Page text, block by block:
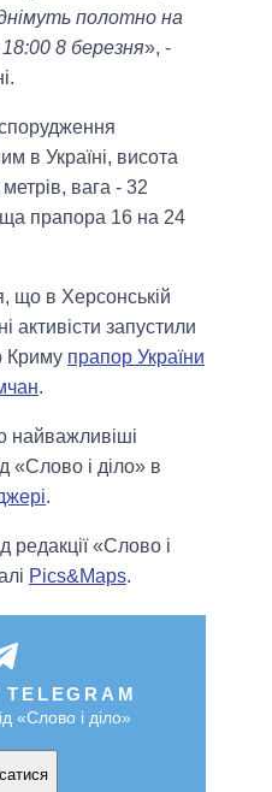
полотно на
8 березня», -
в Україні, висота
вага - 32
прапора 16 на 24
що в Херсонській
активісти запустили
Криму прапор України
.
найважливіші
«Слово і діло» в
.
редакції «Слово і
Pics&Maps.
«Слово і діло»